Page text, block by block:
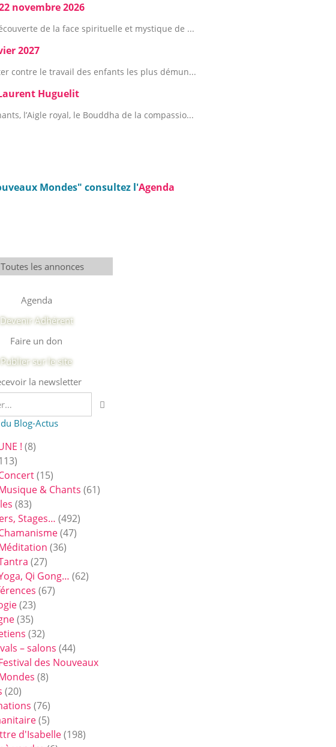
novembre 2026
de la face spirituelle et mystique de ...
2027
contre le travail des enfants les plus démun...
Huguelit
l’Aigle royal, le Bouddha de la compassio...
Mondes" consultez l'Agenda
les annonces
Agenda
Devenir Adhérent
Faire un don
Publier sur le site
la newsletter
Blog-Actus
! (8)
(15)
& Chants (61)
(83)
Stages… (492)
(47)
(36)
(27)
Qi Gong… (62)
(67)
(23)
(35)
(32)
– salons (44)
des Nouveaux
(8)
(20)
(76)
(5)
d'Isabelle(198)